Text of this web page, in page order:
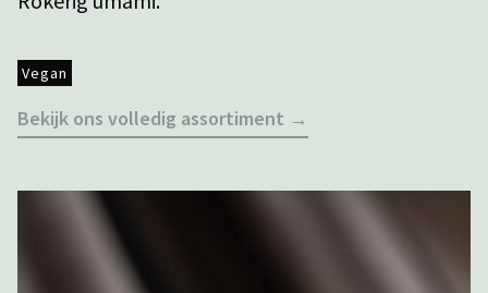
Vegan
Bekijk ons volledig assortiment →